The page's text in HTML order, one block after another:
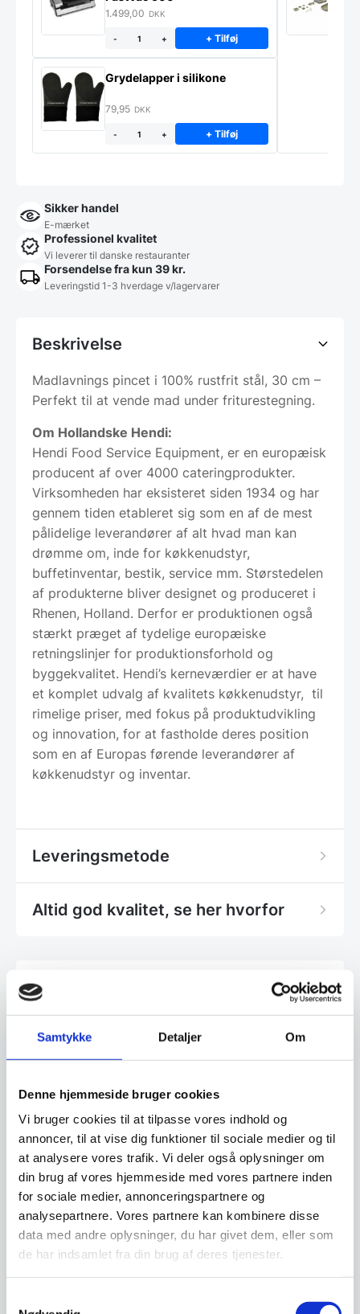
Samtykke Detaljer Om
Denne hjemmeside bruger cookies
Vi bruger cookies til at tilpasse vores indhold og
annoncer, til at vise dig funktioner til sociale medier og til
at analysere vores trafik. Vi deler også oplysninger om
din brug af vores hjemmeside med vores partnere inden
for sociale medier, annonceringspartnere og
analysepartnere. Vores partnere kan kombinere disse
data med andre oplysninger, du har givet dem, eller som
de har indsamlet fra din brug af deres tjenester.
1.499,00 DKK
- + + Tilføj
Grydelapper i silikone
79,95 DKK
- + + Tilføj
Sikker handel
E-mærket
Professionel kvalitet
Vi leverer til danske restauranter
Forsendelse fra kun 39 kr.
Leveringstid 1-3 hverdage v/lagervarer
Beskrivelse
Madlavnings pincet i 100% rustfrit stål, 30 cm –
Perfekt til at vende mad under friturestegning.
Om Hollandske Hendi:
Hendi Food Service Equipment, er en europæisk
producent af over 4000 cateringprodukter.
Virksomheden har eksisteret siden 1934 og har
gennem tiden etableret sig som en af de mest
pålidelige leverandører af alt hvad man kan
drømme om, inde for køkkenudstyr,
buffetinventar, bestik, service mm. Størstedelen
af produkterne bliver designet og produceret i
Rhenen, Holland. Derfor er produktionen også
stærkt præget af tydelige europæiske
retningslinjer for produktionsforhold og
byggekvalitet. Hendi’s kerneværdier er at have
et komplet udvalg af kvalitets køkkenudstyr, til
rimelige priser, med fokus på produktudvikling
og innovation, for at fastholde deres position
som en af Europas førende leverandører af
køkkenudstyr og inventar.
Leveringsmetode
Altid god kvalitet, se her hvorfor
Har du spørgsmål til varen? Klik her
Vi prismatcher - Klik her
Relaterede varer
Miyabi Gyutoh 20 cm